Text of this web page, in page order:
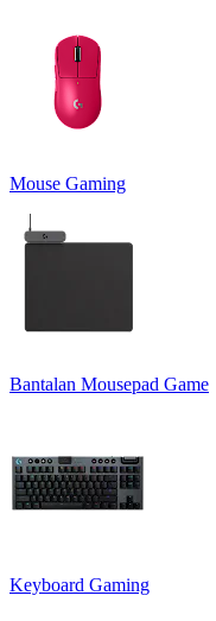
Mouse Gaming
Bantalan Mousepad Game
Keyboard Gaming